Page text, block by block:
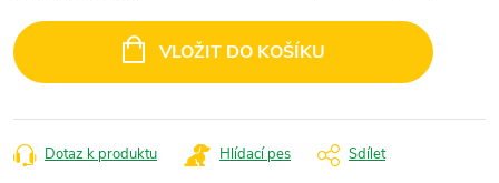
cena:
VLOŽIT DO KOŠÍKU
Dotaz k produktu Hlídací pes Sdílet